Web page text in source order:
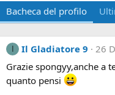
Bacheca del profilo
Il Gladiatore 9
26
Grazie spongyy,anche a
quanto pensi